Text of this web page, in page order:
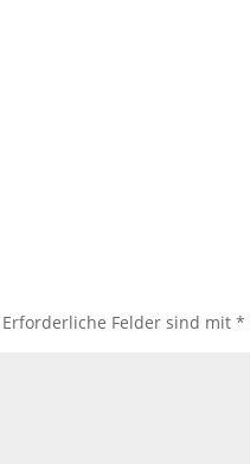
Erforderliche Felder sind mit *